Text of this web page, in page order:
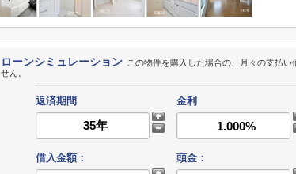
ローンシミュレーション この物件を購入した場合の、月々の支払
せん。
返済期間 金利
借入金額：
頭金：